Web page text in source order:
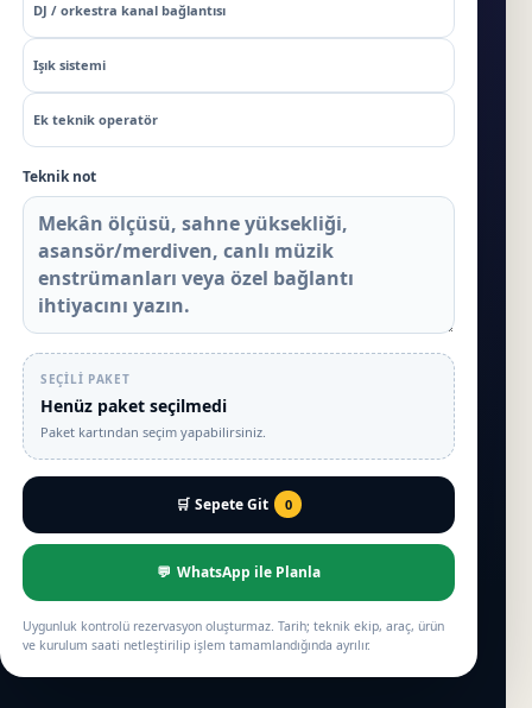
DJ / orkestra kanal bağlantısı
Işık sistemi
Ek teknik operatör
Teknik not
SEÇILI PAKET
Henüz paket seçilmedi
Paket kartından seçim yapabilirsiniz.
Sepete Git 0
WhatsApp ile Planla
Uygunluk kontrolü rezervasyon oluşturmaz. Tarih; teknik ekip, araç, ürün
ve kurulum saati netleştirilip işlem tamamlandığında ayrılır.